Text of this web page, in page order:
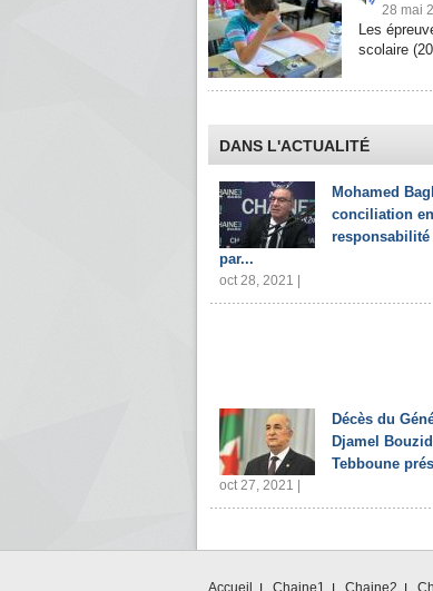
28 mai
Les
scolaire
DANS L'ACTUALITÉ
Mohamed
conciliation
par...
oct 28, 2021 |
Décès du
Djamel
Tebboune
oct 27, 2021 |
Accueil Chaine1 Chaine2